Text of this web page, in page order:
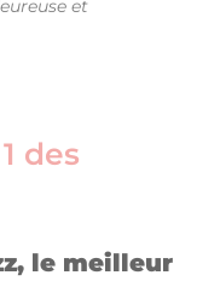
et
des
le meilleur